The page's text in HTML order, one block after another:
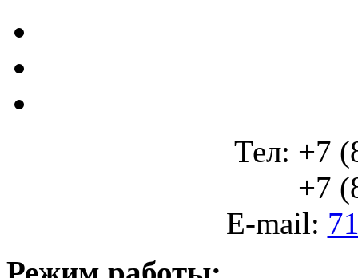
Тел: +7
+7
E-mail: